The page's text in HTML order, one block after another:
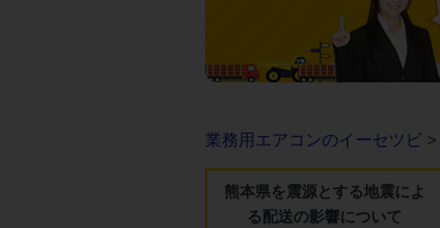
業務用エアコンのイーセツビ >
熊本県を震源とする地震によ
る配送の影響について